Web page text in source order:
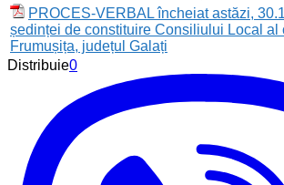
PROCES-VERBAL încheiat astăzi,
ședinței de constituire Consiliului Local al
Frumușița, județul Galați
Distribuie0